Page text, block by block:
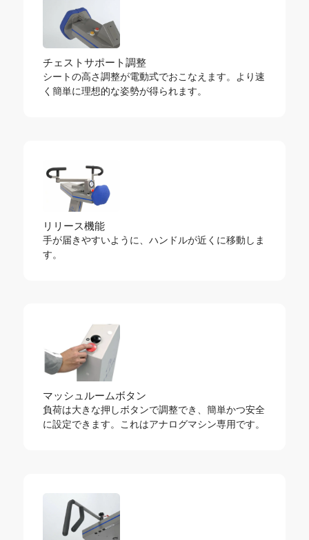
チェストサポート調整
シートの高さ調整が電動式でおこなえます。より速
く簡単に理想的な姿勢が得られます。
リリース機能
手が届きやすいように、ハンドルが近くに移動しま
す。
マッシュルームボタン
負荷は大きな押しボタンで調整でき、簡単かつ安全
に設定できます。これはアナログマシン専用です。